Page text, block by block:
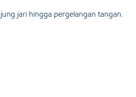
jari hingga pergelangan tangan.